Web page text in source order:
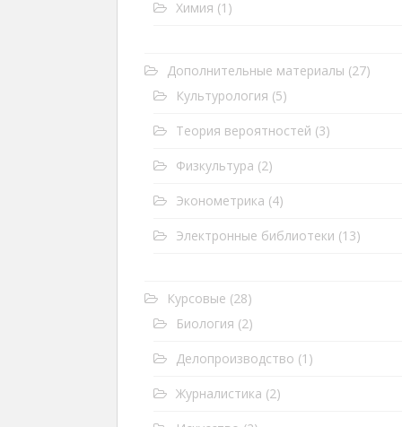
Химия (1)
Дополнительные материалы (27)
Культурология (5)
Теория вероятностей (3)
Физкультура (2)
Эконометрика (4)
Электронные библиотеки (13)
Курсовые (28)
Биология (2)
Делопроизводство (1)
Журналистика (2)